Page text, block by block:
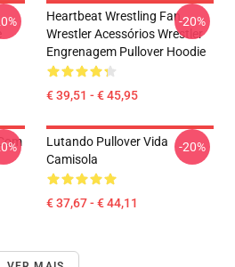
Heartbeat Wrestling Fan
Wrestler Acessórios Wrestler
Engrenagem Pullover Hoodie
€ 39,51 - € 45,95
-20%
Lutando Pullover Vida
Camisola
€ 37,67 - € 44,11
-20%